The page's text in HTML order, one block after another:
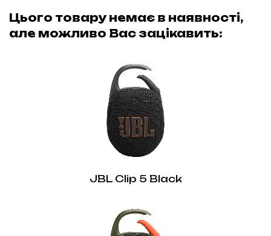
Цього товару немає в наявності,
але можливо Вас зацікавить:
JBL Clip 5 Black